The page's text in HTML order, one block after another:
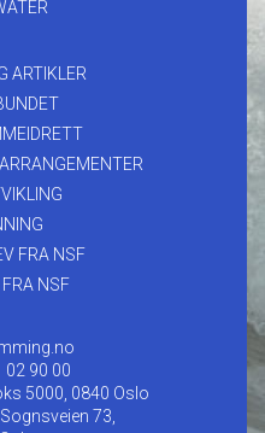
ARTIKLER
FRA NSF
NSF
02 90 00
5000, 0840 Oslo
73,